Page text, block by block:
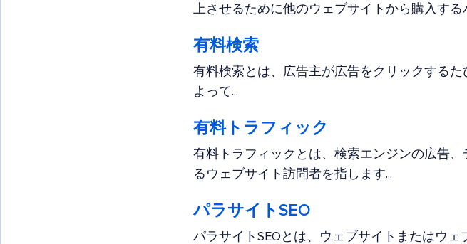
上させるために他のウェブサイトから購入する
有料検索
有料検索とは、広告主が広告をクリックする
よって...
有料トラフィック
有料トラフィックとは、検索エンジンの広告
るウェブサイト訪問者を指します...
パラサイトSEO
パラサイトSEOとは、ウェブサイトまたはウ